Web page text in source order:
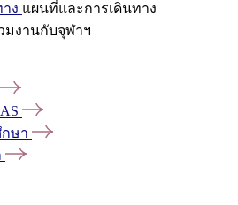
ง แผนที่และการเดินทาง
มงานกับจุฬาฯ
ษา